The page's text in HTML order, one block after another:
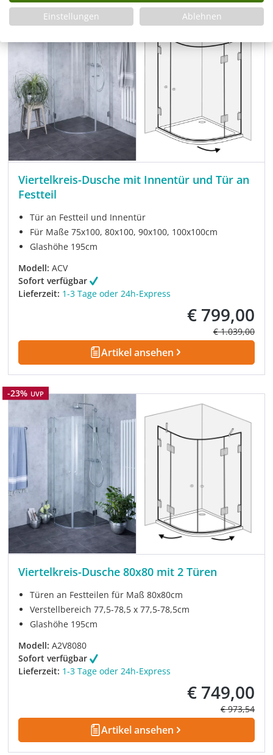
Viertelkreis-Dusche mit Innentür und Tür an
Festteil
Tür an Festteil und Innentür
Für Maße 75x100, 80x100, 90x100, 100x100cm
Glashöhe 195cm
Modell: ACV
Sofort verfügbar
Lieferzeit: 1-3 Tage oder 24h-Express
Verkaufspreis:
€ 799,00
Regulärer
€ 1.039,00
Artikel ansehen
Rabatt
-23% UVP
Viertelkreis-Dusche 80x80 mit 2 Türen
Türen an Festteilen für Maß 80x80cm
Verstellbereich 77,5-78,5 x 77,5-78,5cm
Glashöhe 195cm
Modell: A2V8080
Sofort verfügbar
Lieferzeit: 1-3 Tage oder 24h-Express
Verkaufspreis:
€ 749,00
Regulärer
€ 973,54
Artikel ansehen
Einstellungen Ablehnen